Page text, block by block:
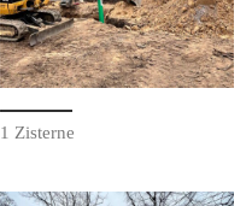
1 Zisterne